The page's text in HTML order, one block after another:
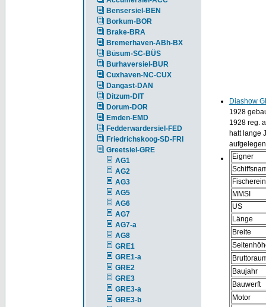
Bensersiel-BEN
Borkum-BOR
Brake-BRA
Bremerhaven-ABh-BX
Büsum-SC-BÜS
Burhaversiel-BUR
Cuxhaven-NC-CUX
Dangast-DAN
Ditzum-DIT
Dorum-DOR
Emden-EMD
Fedderwardersiel-FED
Friedrichskoog-SD-FRI
Greetsiel-GRE
AG1
AG2
AG3
AG5
AG6
AG7
AG7-a
AG8
GRE1
GRE1-a
GRE2
GRE3
GRE3-a
GRE3-b
Diashow
1928
1928 reg.
hatt lange
Eigner
MMSI
US
Länge
Breite
Baujahr
Bauwerft
Motor